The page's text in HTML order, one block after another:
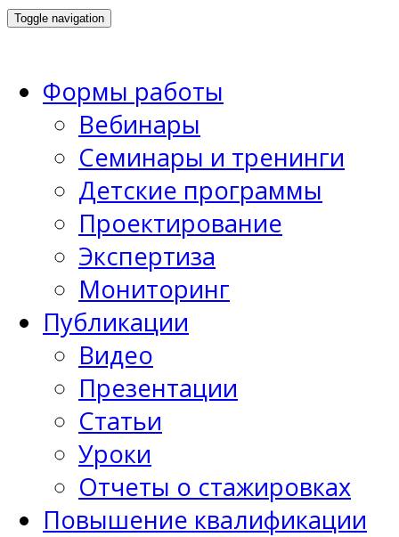
Toggle navigation
Формы работы
Вебинары
Семинары и тренинги
Детские программы
Проектирование
Экспертиза
Мониторинг
Публикации
Видео
Презентации
Статьи
Уроки
Отчеты о стажировках
Повышение квалификации